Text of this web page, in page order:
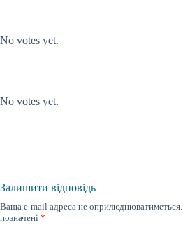
No votes yet.
No votes yet.
Залишити відповідь
Ваша e-mail адреса не оприлюднюватиметься.
позначені *